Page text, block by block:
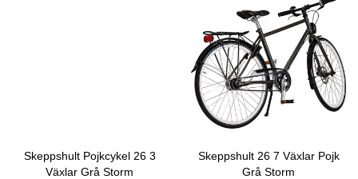
Skeppshult Pojkcykel 26 3
Växlar Grå Storm
Skeppshult 26 7 Växlar Pojk
Grå Storm